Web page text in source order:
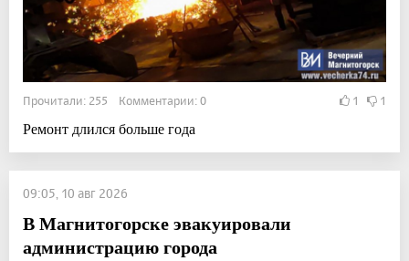
Прочитали: 255 Комментарии: 0 1 1
Ремонт длился больше года
09:05, 10 авг 2026
В Магнитогорске эвакуировали
администрацию города